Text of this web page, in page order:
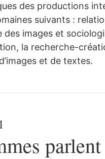
des productions
suivants :
images et
la recherche-
et de textes.